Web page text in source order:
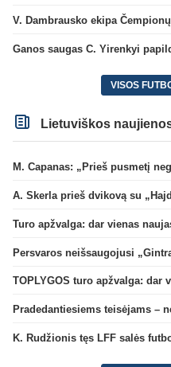
Ganos saugas C. Yirenkyi
VISOS
Lietuviškos
Turo apžvalga: dar vienas
TOPLYGOS turo apžvalga: dar